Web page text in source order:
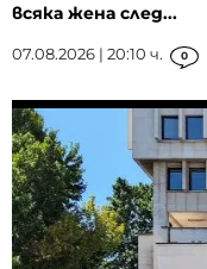
всяка жена след...
07.08.2026 | 20:10 ч. 0